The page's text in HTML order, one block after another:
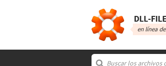
en línea